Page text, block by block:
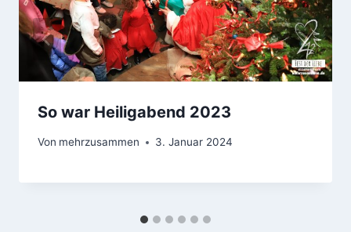
So war Heiligabend 2023
Von mehrzusammen 3. Januar 2024